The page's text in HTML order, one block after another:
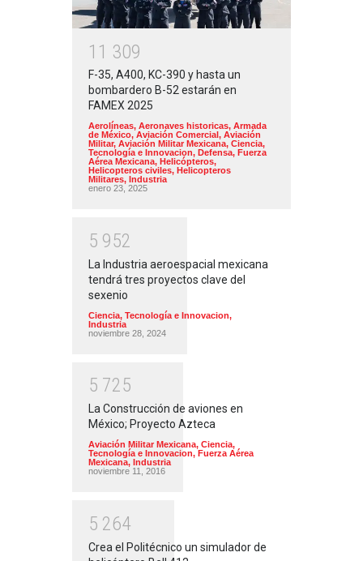
1 1 309
F-35, A400, KC-390 y hasta un
bombardero B-52 estarán en
FAMEX 2025
Aerolíneas, Aeronaves historicas, Armada
de México, Aviación Comercial, Aviación
Militar, Aviación Militar Mexicana, Ciencia,
Tecnología e Innovacion, Defensa, Fuerza
Aérea Mexicana, Helicópteros,
Helicopteros civiles, Helicopteros
Militares, Industria
enero 23, 2025
5 952
La Industria aeroespacial mexicana
tendrá tres proyectos clave del
sexenio
Ciencia, Tecnología e Innovacion,
Industria
noviembre 28, 2024
5 725
La Construcción de aviones en
México; Proyecto Azteca
Aviación Militar Mexicana, Ciencia,
Tecnología e Innovacion, Fuerza Aérea
Mexicana, Industria
noviembre 11, 2016
5 264
Crea el Politécnico un simulador de